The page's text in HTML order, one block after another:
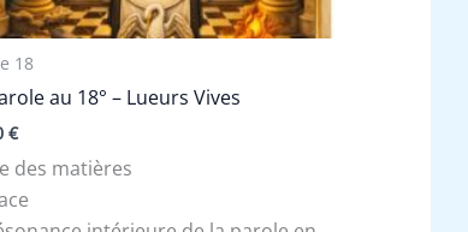
18
au 18° – Lueurs Vives
€
des matières